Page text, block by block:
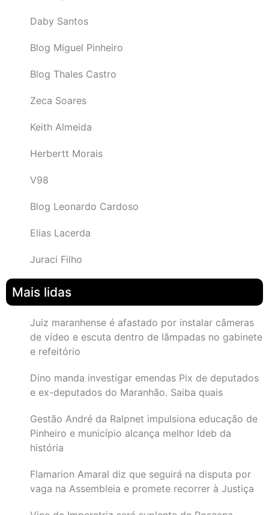
Daby Santos
Blog Miguel Pinheiro
Blog Thales Castro
Zeca Soares
Keith Almeida
Herbertt Morais
V98
Blog Leonardo Cardoso
Elias Lacerda
Juraci Filho
Mais lidas
Juiz maranhense é afastado por instalar câmeras
de vídeo e escuta dentro de lâmpadas no gabinete
e refeitório
Dino manda investigar emendas Pix de deputados
e ex-deputados do Maranhão. Saiba quais
Gestão André da Ralpnet impulsiona educação de
Pinheiro e município alcança melhor Ideb da
história
Flamarion Amaral diz que seguirá na disputa por
vaga na Assembleia e promete recorrer à Justiça